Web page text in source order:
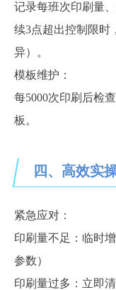
记录每班次印刷量、
续3点超出控制限时
异）。
模板维护：
每5000次印刷后检
板。
四、高效实
紧急应对：
印刷量不足：临时
参数）
印刷量过多：立即